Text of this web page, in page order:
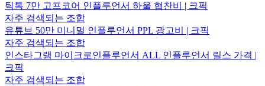
틱톡 7만 고프코어 인플루언서 하울 협찬비 | 크픽
자주 검색되는 조합
유튜브 50만 미니멀 인플루언서 PPL 광고비 | 크픽
자주 검색되는 조합
인스타그램 마이크로인플루언서 ALL 인플루언서 릴스 가격 |
크픽
자주 검색되는 조합